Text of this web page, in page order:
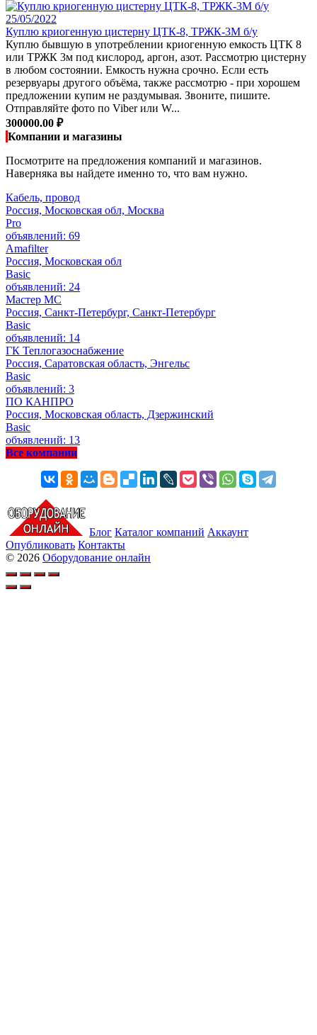
25/05/2022
Куплю криогенную цистерну ЦТК-8, ТРЖК-3М б/у
Куплю бывшую в употреблении криогенную емкость ЦТК 8
или ТРЖК 3м под кислород, аргон, азот. Рассмотрю цистерну
в любом состоянии. Емкость нужна срочно. Если есть
резервуары другого объёма, также рассмотрю - при хорошем
предложении купим не раздумывая. Звоните, пишите.
Отправляйте фото по Viber или W...
300000.00 ₽
Компании и магазины
Посмотрите на предложения компаний и магазинов.
Наверняка вы найдете именно то, что вам нужно.
Кабель, провод
Россия, Московская обл, Москва
Pro
объявлений: 69
Amafilter
Россия, Московская обл
Basic
объявлений: 24
Мастер МС
Россия, Санкт-Петербург, Санкт-Петербург
Basic
объявлений: 14
ГК Теплогазоснабжение
Россия, Саратовская область, Энгельс
Basic
объявлений: 3
ПО КАНПРО
Россия, Московская область, Дзержинский
Basic
объявлений: 13
Все компании
Блог Каталог компаний Аккаунт
Опубликовать Контакты
© 2026 Оборудование онлайн